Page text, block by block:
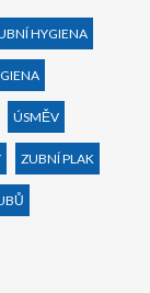
HYGIENA
ÚSMĚV
ZUBNÍ PLAK